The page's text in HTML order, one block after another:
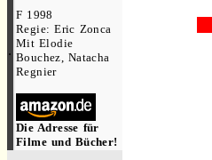
.
F 1998
Regie: Eric Zonca
Mit Elodie
Bouchez, Natacha
Regnier
Die Adresse für
Filme und Bücher!